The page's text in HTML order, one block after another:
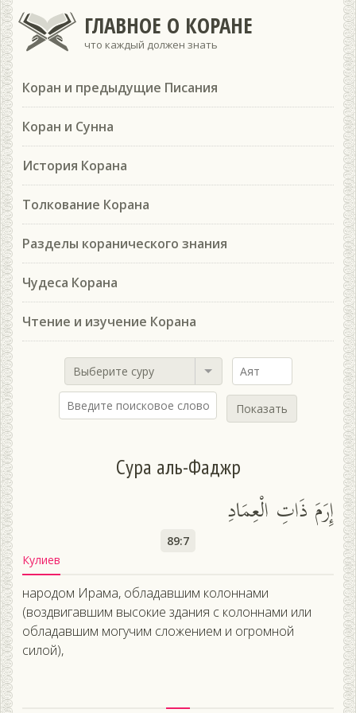
ГЛАВНОЕ О КОРАНЕ
что каждый должен знать
Коран и предыдущие Писания
Коран и Сунна
История Корана
Толкование Корана
Разделы коранического знания
Чудеса Корана
Чтение и изучение Корана
Выберите суру
Показать
Сура аль-Фаджр
إِرَمَ ذَاتِ الْعِمَادِ
89:7
Кулиев
народом Ирама, обладавшим колоннами
(воздвигавшим высокие здания с колоннами или
обладавшим могучим сложением и огромной
силой),